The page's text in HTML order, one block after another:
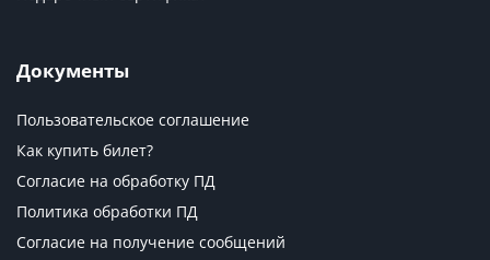
Документы
Пользовательское соглашение
Как купить билет?
Согласие на обработку ПД
Политика обработки ПД
Согласие на получение сообщений